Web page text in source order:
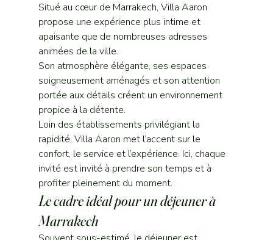
Situé au cœur de Marrakech, Villa Aaron
propose une expérience plus intime et
apaisante que de nombreuses adresses
animées de la ville.
Son atmosphère élégante, ses espaces
soigneusement aménagés et son attention
portée aux détails créent un environnement
propice à la détente.
Loin des établissements privilégiant la
rapidité, Villa Aaron met l’accent sur le
confort, le service et l’expérience. Ici, chaque
invité est invité à prendre son temps et à
profiter pleinement du moment.
Le cadre idéal pour un déjeuner à
Marrakech